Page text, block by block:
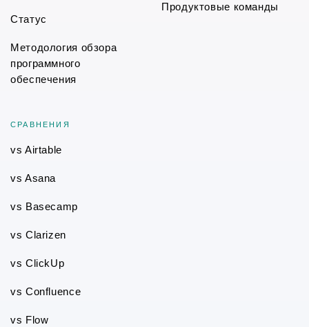
Статус
Методология обзора
программного
обеспечения
Продуктовые команды
СРАВНЕНИЯ
vs Airtable
vs Asana
vs Basecamp
vs Clarizen
vs ClickUp
vs Confluence
vs Flow